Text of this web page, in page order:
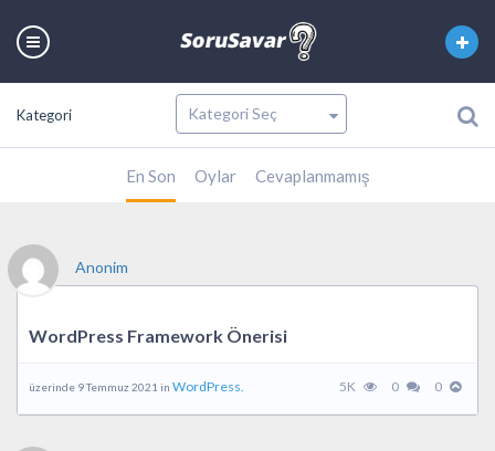
Kategori
En Son Oylar Cevaplanmamış
Anonim
WordPress Framework Önerisi
üzerinde 9 Temmuz 2021 in WordPress. 5K 0 0